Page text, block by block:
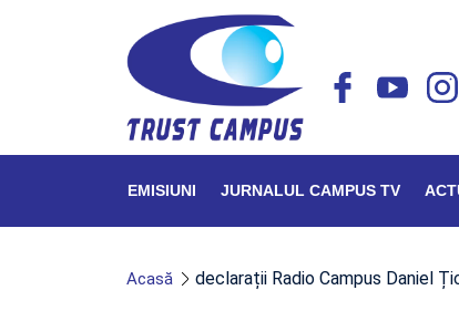
EMISIUNI JURNALUL CAMPUS TV
Acasă declarații Radio Campus Daniel